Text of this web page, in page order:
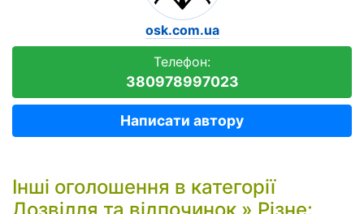
osk.com.ua
Телефон:
380978997023
Написати автору
Інші оголошення в категорії